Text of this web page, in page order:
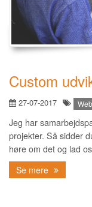
Custom
27-07-2017
Jeg har
projekter. Så sidder
høre om det og lad
Se mere